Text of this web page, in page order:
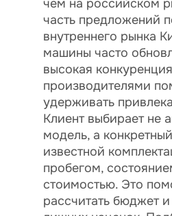
чем на российском
часть предложений
внутреннего рынка
машины часто
высокая
производителями
удерживать
Клиент выбирает не
модель, а
известной
пробегом,
стоимостью. Это
рассчитать бюджет